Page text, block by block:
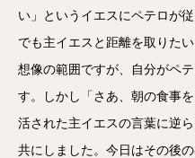
い」というイエスにペテロが
でも主イエスと距離を取りた
想像の範囲ですが、自分がペ
す。しかし「さあ、朝の食事
活された主イエスの言葉に逆
共にしました。今日はその後